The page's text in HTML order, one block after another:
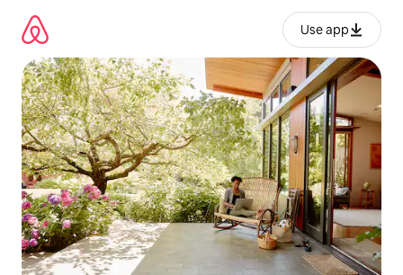
kwenda
kwenye
maudhui
Use app